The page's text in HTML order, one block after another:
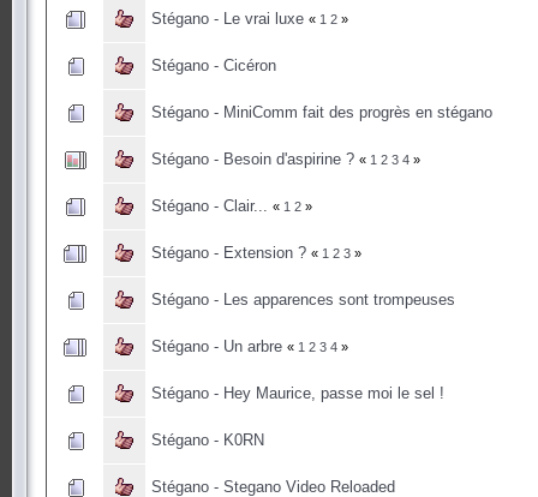
Stégano - Le vrai luxe « 1 2 »
Stégano - Cicéron
Stégano - MiniComm fait des progrès en stégano
Stégano - Besoin d'aspirine ? « 1 2 3 4 »
Stégano - Clair... « 1 2 »
Stégano - Extension ? « 1 2 3 »
Stégano - Les apparences sont trompeuses
Stégano - Un arbre « 1 2 3 4 »
Stégano - Hey Maurice, passe moi le sel !
Stégano - K0RN
Stégano - Stegano Video Reloaded